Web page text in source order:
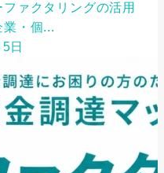
ァクタリングの活用
業・個...
日